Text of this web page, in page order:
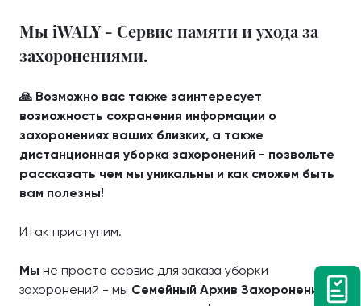
Мы iWALY - Сервис памяти и ухода за
захоронениями.
🙏 Возможно вас также заинтересует
возможность сохранения информации о
захоронениях ваших близких, а также
дистанционная уборка захоронений - позвольте
рассказать чем мы уникальны и как сможем быть
вам полезны!
Итак приступим.
Мы не просто сервис для заказа уборки
захоронений - мы Семейный Архив Захоронений
с